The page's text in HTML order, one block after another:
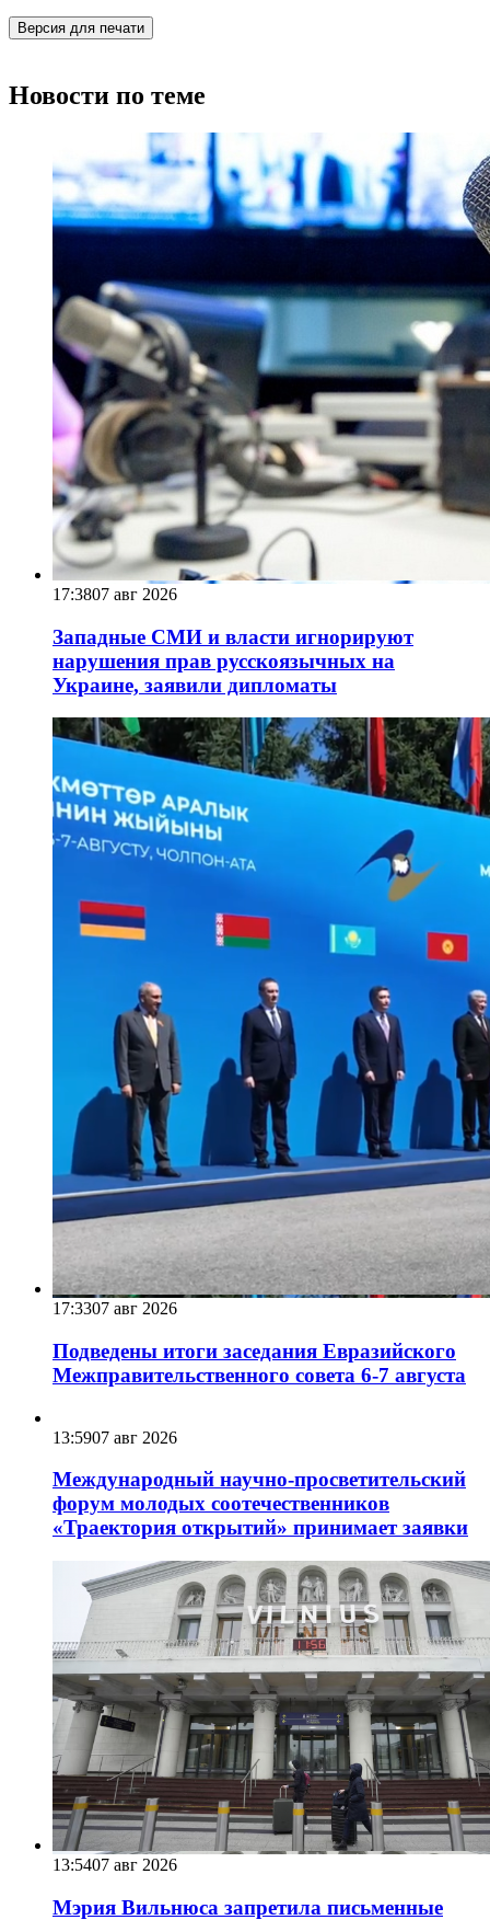
Версия для печати
Новости по теме
17:3807 авг 2026
Западные СМИ и власти игнорируют
нарушения прав русскоязычных на
Украине, заявили дипломаты
17:3307 авг 2026
Подведены итоги заседания Евразийского
Межправительственного совета 6-7 августа
13:5907 авг 2026
Международный научно-просветительский
форум молодых соотечественников
«Траектория открытий» принимает заявки
13:5407 авг 2026
Мэрия Вильнюса запретила письменные